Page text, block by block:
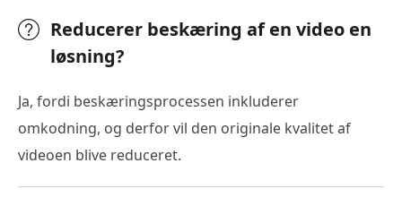
Reducerer beskæring af en video en
løsning?
Ja, fordi beskæringsprocessen inkluderer
omkodning, og derfor vil den originale kvalitet af
videoen blive reduceret.